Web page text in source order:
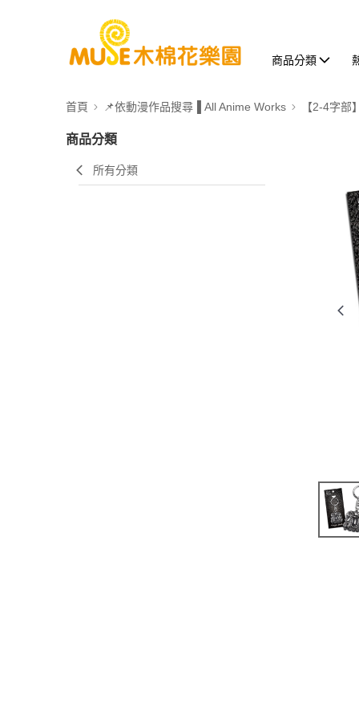
商品分類
首頁 📌依動漫作品搜尋▐ All Anime Works 【2-4字部
商品分類
所有分類